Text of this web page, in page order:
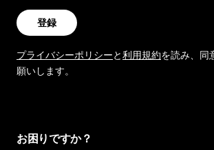
登録
プライバシーポリシーと利用規約を読み、同
願いします。
お困りですか？